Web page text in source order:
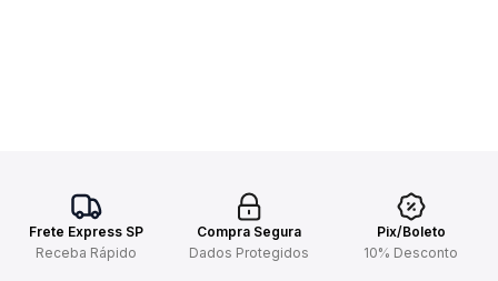
Frete Express SP
Receba Rápido
Compra Segura
Dados Protegidos
Pix/Boleto
10% Desconto